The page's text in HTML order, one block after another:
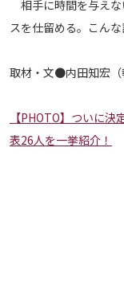
相手に時間を与え
スを仕留める。こん
取材・文●内田知宏（
【PHOTO】ついに
表26人を一挙紹介！